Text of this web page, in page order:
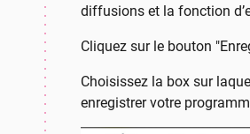
diffusions et la fonction
Cliquez sur le bouton
Choisissez la box sur
enregistrer votre